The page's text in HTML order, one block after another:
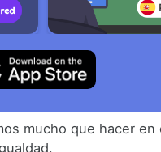
mucho que hacer en